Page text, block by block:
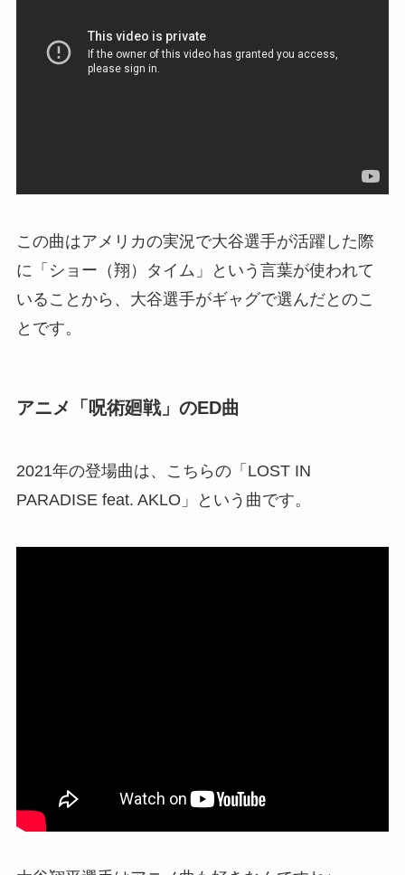
この曲はアメリカの実況で大谷選手が活躍した際
に「ショー（翔）タイム」という言葉が使われて
いることから、大谷選手がギャグで選んだとのこ
とです。
アニメ「呪術廻戦」のED曲
2021年の登場曲は、こちらの「LOST IN
PARADISE feat. AKLO」という曲です。